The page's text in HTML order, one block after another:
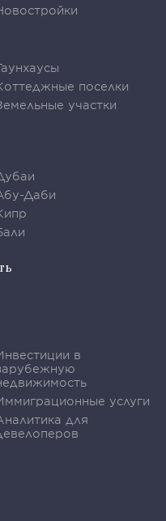
поселки
участки
Даби
в
услуги
для